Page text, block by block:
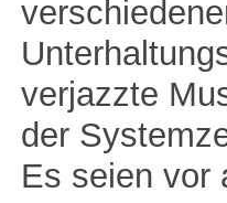
verjazzte
der
Es seien vor